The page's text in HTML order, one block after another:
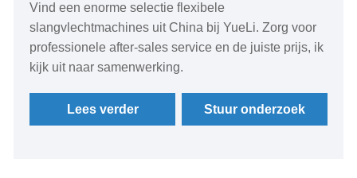
Vind een enorme selectie flexibele
slangvlechtmachines uit China bij YueLi. Zorg voor
professionele after-sales service en de juiste prijs, ik
kijk uit naar samenwerking.
Lees verder Stuur onderzoek